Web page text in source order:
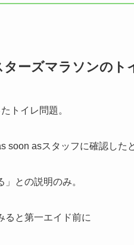
ターズマラソンのト
トイレ問題。
soon asスタッフに確認した
」との説明のみ。
ると第一エイド前に